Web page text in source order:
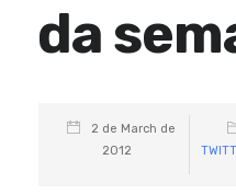
da
2 de March de
2012